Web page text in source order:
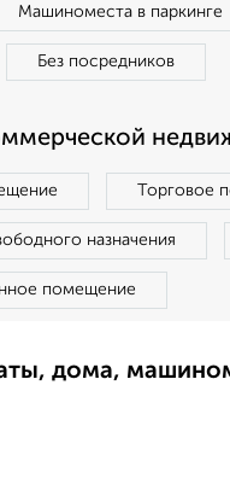
Машиноместа в паркинге
Без посредников
Торговое
назначения
помещение
дома,